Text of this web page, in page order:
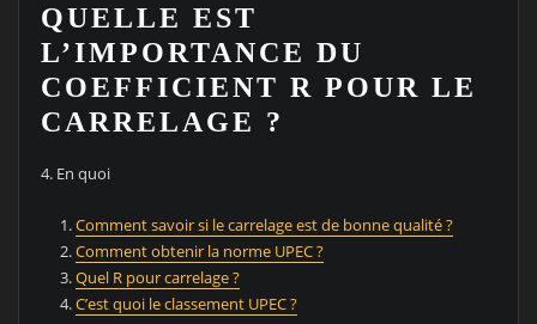
QUELLE EST
L’IMPORTANCE DU
COEFFICIENT R POUR LE
CARRELAGE ?
4. En quoi
Comment savoir si le carrelage est de bonne qualité ?
Comment obtenir la norme UPEC ?
Quel R pour carrelage ?
C’est quoi le classement UPEC ?